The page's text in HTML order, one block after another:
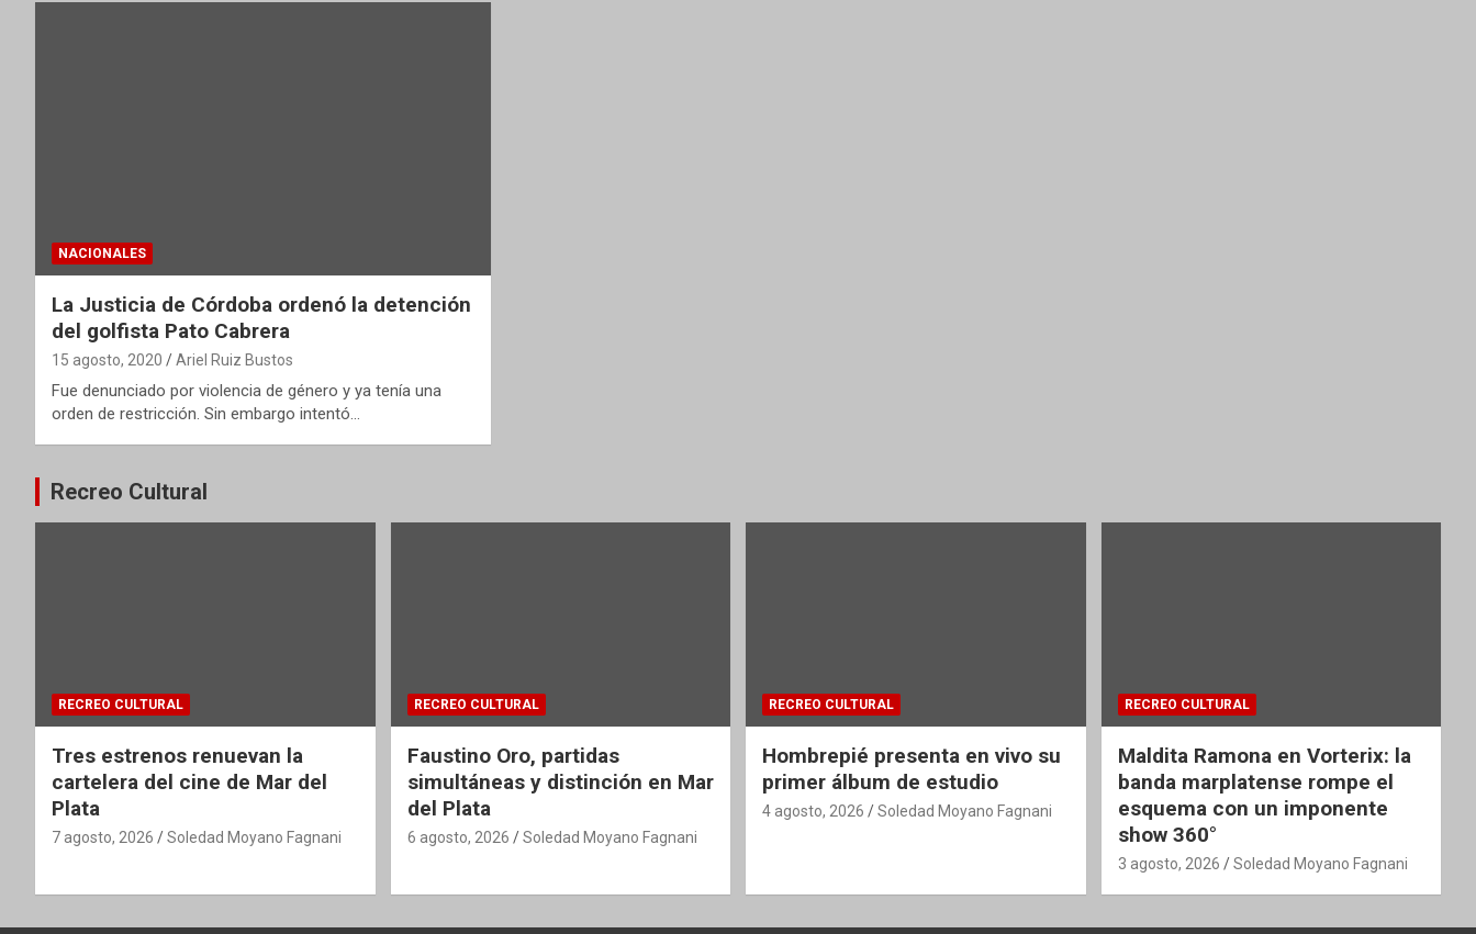
NACIONALES
La Justicia de Córdoba ordenó la detención
del golfista Pato Cabrera
15 agosto, 2020 Ariel Ruiz Bustos
Fue denunciado por violencia de género y ya tenía una
orden de restricción. Sin embargo intentó…
Recreo Cultural
RECREO CULTURAL
Tres estrenos renuevan la
cartelera del cine de Mar del
Plata
7 agosto, 2026 Soledad Moyano Fagnani
RECREO CULTURAL
Faustino Oro, partidas
simultáneas y distinción en Mar
del Plata
6 agosto, 2026 Soledad Moyano Fagnani
RECREO CULTURAL
Hombrepié presenta en vivo su
primer álbum de estudio
4 agosto, 2026 Soledad Moyano Fagnani
RECREO CULTURAL
Maldita Ramona en Vorterix: la
banda marplatense rompe el
esquema con un imponente
show 360°
3 agosto, 2026 Soledad Moyano Fagnani